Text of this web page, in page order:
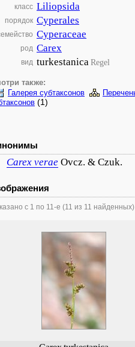
класс Liliopsida
порядок Cyperales
Cyperaceae
род Carex
вид turkestanicaRegel
также:
Галерея субтаксонов
(1)
Carex verae Ovcz. & Czuk.
с 1 по 11-е (11 из 11 найденных)